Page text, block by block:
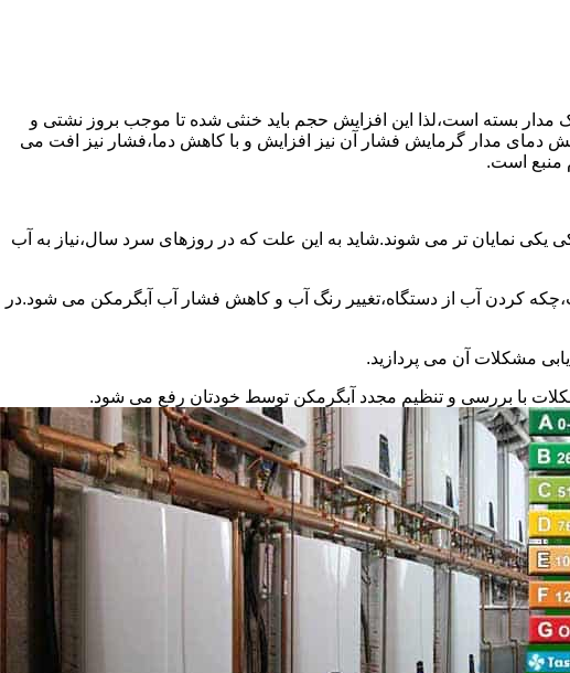
مدار بسته است،لذا این افزایش حجم باید خنثی شده تا موجب بروز نشتی و
دمای مدار گرمایش فشار آن نیز افزایش و با کاهش دما،فشار نیز افت می
منبع است.
یکی نمایان تر می شوند.شاید به این علت که در روزهای سرد سال،نیاز به آب
کردن آب از دستگاه،تغییر رنگ آب و کاهش فشار آب آبگرمکن می شود.در
مشکلات آن می پردازید.
با بررسی و تنظیم مجدد آبگرمکن توسط خودتان رفع می شود.